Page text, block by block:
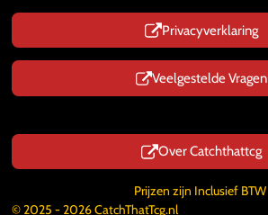
Privacyverklaring
Veelgestelde Vragen
Over Catchthattcg
Prijzen zijn Inclusief BTW
© 2025 - 2026 CatchThatTcg.nl